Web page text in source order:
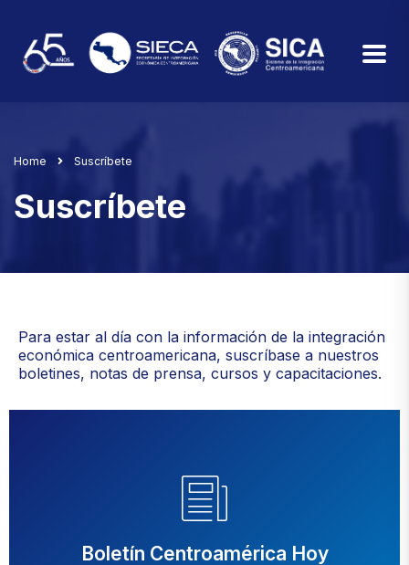
Home Suscríbete
Suscríbete
Para estar al día con la información de la integración
económica centroamericana, suscríbase a nuestros
boletines, notas de prensa, cursos y capacitaciones.
Boletín Centroamérica Hoy